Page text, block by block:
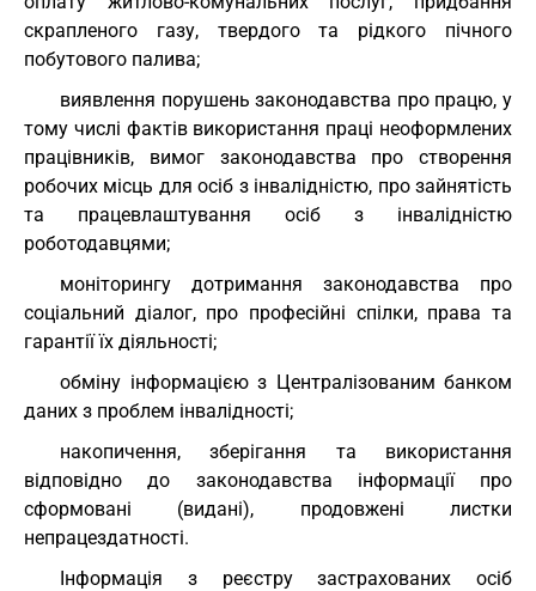
скрапленого газу, твердого та рідкого пічного
побутового палива;
виявлення порушень законодавства про працю, у
тому числі фактів використання праці неоформлених
працівників, вимог законодавства про створення
робочих місць для осіб з інвалідністю, про зайнятість
та працевлаштування осіб з інвалідністю
роботодавцями;
моніторингу дотримання законодавства про
соціальний діалог, про професійні спілки, права та
гарантії їх діяльності;
обміну інформацією з Централізованим банком
даних з проблем інвалідності;
накопичення, зберігання та використання
відповідно до законодавства інформації про
сформовані (видані), продовжені листки
непрацездатності.
Інформація з реєстру застрахованих осіб